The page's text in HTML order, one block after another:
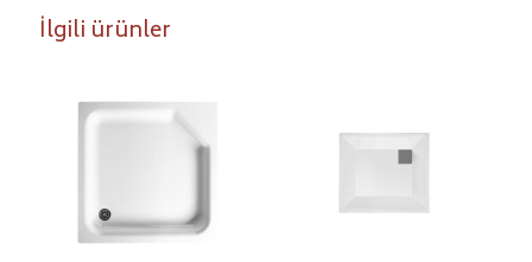
İlgili ürünler